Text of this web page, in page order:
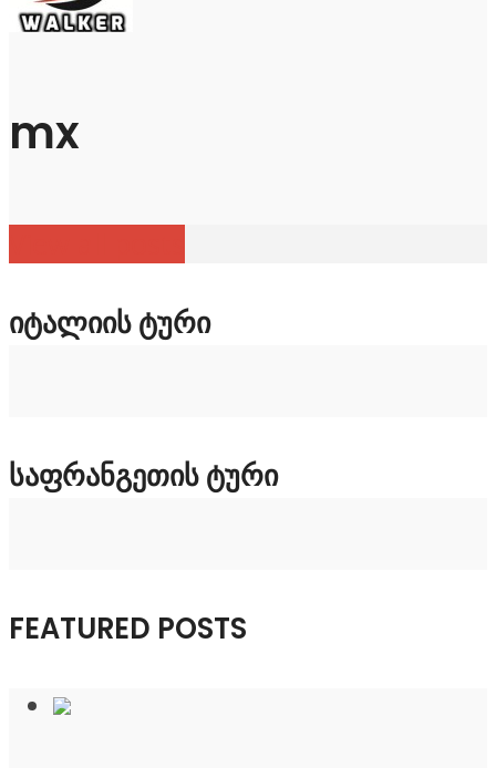
mx
ᲘᲢᲐᲚᲘᲘᲡ ᲢᲣᲠᲘ
ᲡᲐᲤᲠᲐᲜᲒᲔᲗᲘᲡ ᲢᲣᲠᲘ
FEATURED POSTS